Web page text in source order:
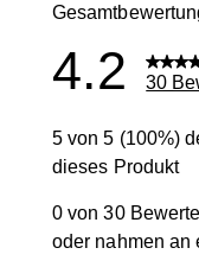
4.2 30
5 von 5 (100%)
dieses Produkt
0 von 30
oder nahmen an